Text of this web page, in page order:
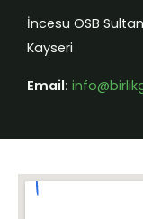
b
e
g
m
İncesu OSB
Kayseri
Email: